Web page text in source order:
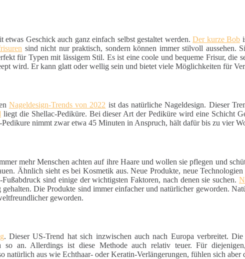
Geschick auch ganz einfach selbst gestaltet werden.Der kurze Bob
sind nicht nur praktisch, sondern können immer stilvoll aussehen.
für Typen mit lässigem Stil. Es ist eine coole und bequeme Frisur, die
wird. Er kann glatt oder wellig sein und bietet viele Möglichkeiten für
Nageldesign-Trends von 2022 ist das natürliche Nageldesign. Dieser
liegt die Shellac-Pediküre. Bei dieser Art der Pediküre wird eine Schicht
nimmt zwar etwa 45 Minuten in Anspruch, hält dafür bis zu vier
mehr Menschen achten auf ihre Haare und wollen sie pflegen und
Ähnlich sieht es bei Kosmetik aus. Neue Produkte, neue
sind einige der wichtigsten Faktoren, nach denen sie suchen.
Die Produkte sind immer einfacher und natürlicher geworden.
geworden.
. Dieser US-Trend hat sich inzwischen auch nach Europa verbreitet.
so an. Allerdings ist diese Methode auch relativ teuer. Für
aus wie Echthaar- oder Keratin-Verlängerungen, fühlen sich aber